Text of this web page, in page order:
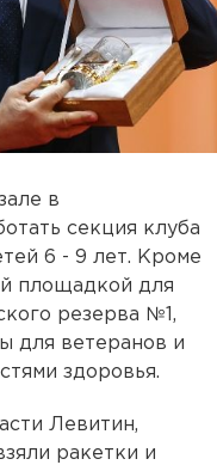
в
секция клуба
6 - 9 лет. Кроме
площадкой для
резерва №1,
для ветеранов и
здоровья.
Левитин,
ракетки и